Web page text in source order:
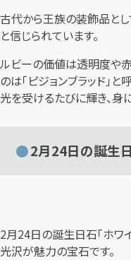
古代から王族の装飾品と
と信じられています。
ルビーの価値は透明度や
のは「ピジョンブラッド」
光を受けるたびに輝き、身
2月24日の誕生
2月24日の誕生日石「ホワ
光沢が魅力の宝石です。